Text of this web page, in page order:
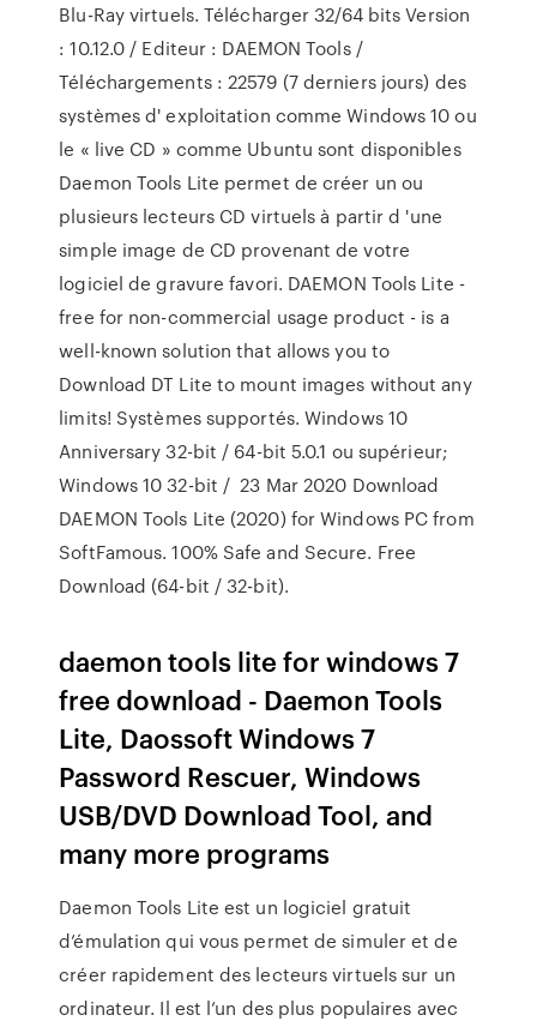
Blu-Ray virtuels. Télécharger 32/64 bits Version
: 10.12.0 / Editeur : DAEMON Tools /
Téléchargements : 22579 (7 derniers jours) des
systèmes d' exploitation comme Windows 10 ou
le « live CD » comme Ubuntu sont disponibles
Daemon Tools Lite permet de créer un ou
plusieurs lecteurs CD virtuels à partir d 'une
simple image de CD provenant de votre
logiciel de gravure favori. DAEMON Tools Lite -
free for non-commercial usage product - is a
well-known solution that allows you to
Download DT Lite to mount images without any
limits! Systèmes supportés. Windows 10
Anniversary 32-bit / 64-bit 5.0.1 ou supérieur;
Windows 10 32-bit / 23 Mar 2020 Download
DAEMON Tools Lite (2020) for Windows PC from
SoftFamous. 100% Safe and Secure. Free
Download (64-bit / 32-bit).
daemon tools lite for windows 7
free download - Daemon Tools
Lite, Daossoft Windows 7
Password Rescuer, Windows
USB/DVD Download Tool, and
many more programs
Daemon Tools Lite est un logiciel gratuit
d’émulation qui vous permet de simuler et de
créer rapidement des lecteurs virtuels sur un
ordinateur. Il est l’un des plus populaires avec